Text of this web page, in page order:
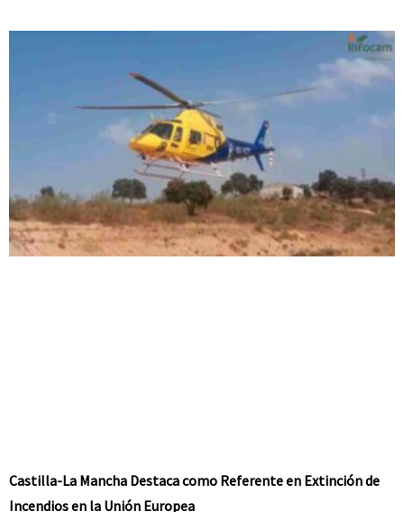
Castilla-La Mancha Destaca como Referente en Extinción de
Incendios en la Unión Europea